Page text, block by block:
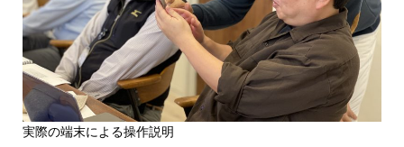
実際の端末による操作説明